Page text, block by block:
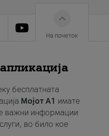
На почеток
бесплатната
Мојот A1 имате
важни информации
во било кое